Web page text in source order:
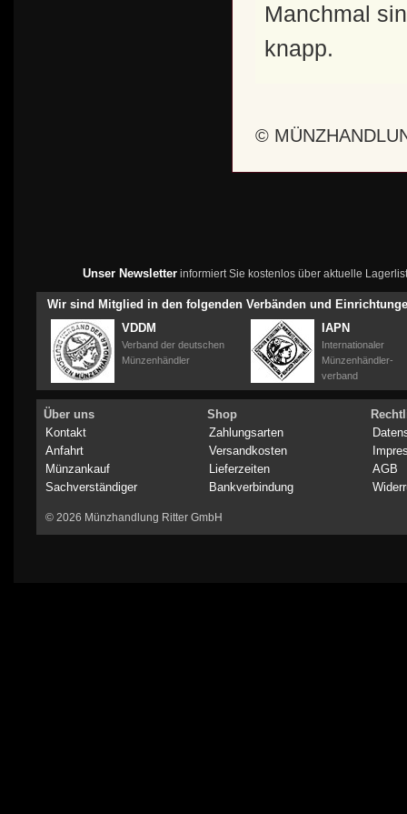
Manchmal
knapp.
©
Unser Newsletterinformiert Sie kostenlos über aktuelle
Wir sind Mitglied in den folgenden Verbänden und
VDDM
Verband der deutschen
Münzenhändler
IAPN
Internationaler
Münzenhändler-
verband
Über uns
Kontakt
Anfahrt
Münzankauf
Sachverständiger
Shop
Zahlungsarten
Versandkosten
Lieferzeiten
Bankverbindung
AGB
© 2026 Münzhandlung Ritter GmbH